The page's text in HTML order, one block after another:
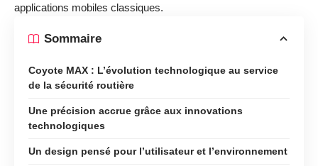
applications mobiles classiques.
Sommaire
Coyote MAX : L’évolution technologique au service
de la sécurité routière
Une précision accrue grâce aux innovations
technologiques
Un design pensé pour l’utilisateur et l’environnement